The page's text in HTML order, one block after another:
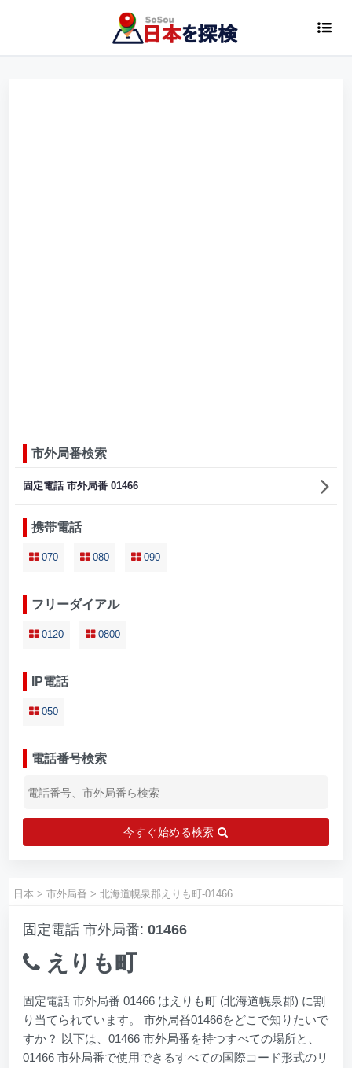
市外局番検索
固定電話 市外局番 01466
携帯電話
070 080 090
フリーダイアル
0120 0800
IP電話
050
電話番号検索
今すぐ始める検索
日本 > 市外局番 > 北海道幌泉郡えりも町-01466
固定電話 市外局番: 01466
えりも町
固定電話 市外局番 01466 はえりも町 (北海道幌泉郡) に割
り当てられています。 市外局番01466をどこで知りたいで
すか？ 以下は、01466 市外局番を持つすべての場所と、
01466 市外局番で使用できるすべての国際コード形式のリ